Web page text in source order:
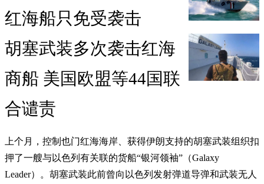
红海船只免受袭击
胡塞武装多次袭击红海
商船 美国欧盟等44国联
合谴责
上个月，控制也门红海海岸、获得伊朗支持的胡塞武装组织扣
押了一艘与以色列有关联的货船“银河领袖”（Galaxy
Leader）。胡塞武装此前曾向以色列发射弹道导弹和武装无人